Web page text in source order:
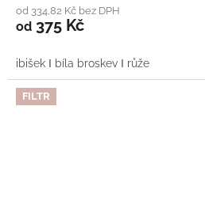
od 334,82 Kč bez DPH
od 375 Kč
ibišek Ι bíla broskev Ι růže
FILTR